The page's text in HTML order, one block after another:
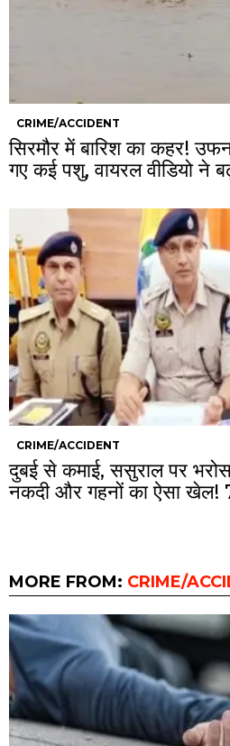
CRIME/ACCIDENT
सिरमौर में बारिश का कहर!
गए कई पशु, वायरल वीडियो ने
CRIME/ACCIDENT
दुबई से कमाई, ससुराल पर
नकदी और गहनों का ऐसा खेल! 7
MORE FROM: CRIME/